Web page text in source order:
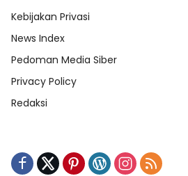
Kebijakan Privasi
News Index
Pedoman Media Siber
Privacy Policy
Redaksi